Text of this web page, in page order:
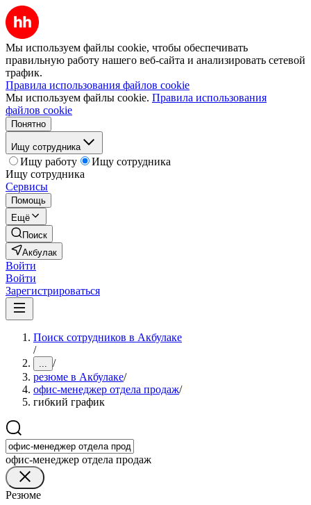
Мы используем файлы cookie, чтобы обеспечивать
правильную работу нашего веб-сайта и анализировать сетевой
трафик.
Правила использования файлов cookie
Мы используем файлы cookie. Правила использования
файлов cookie
Понятно
Ищу сотрудника
Ищу работу
Ищу сотрудника
Ищу сотрудника
Сервисы
Помощь
Ещё
Поиск
Акбулак
Войти
Войти
Зарегистрироваться
Поиск сотрудников в Акбулаке
/
... /
резюме в Акбулаке/
офис-менеджер отдела продаж/
гибкий график
офис-менеджер отдела продаж
Резюме